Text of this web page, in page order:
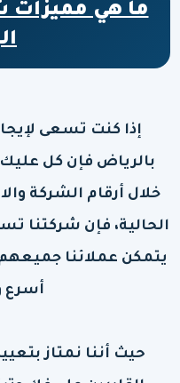
ما هي مميزات
إذا كنت تسعى
بالرياض فإن كل
خلال أرقام الشركة
الحالية، فإن شركتنا
يتمكن عملائنا
أسرع
حيث أننا نمتاز